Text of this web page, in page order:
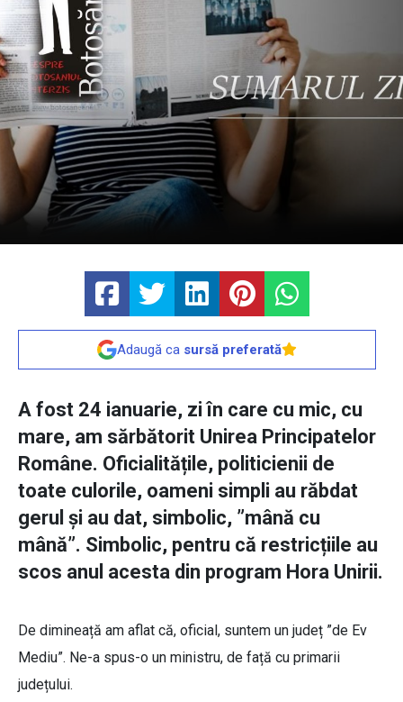
Adaugă ca sursă preferată
A fost 24 ianuarie, zi în care cu mic, cu
mare, am sărbătorit Unirea Principatelor
Române. Oficialitățile, politicienii de
toate culorile, oameni simpli au răbdat
gerul și au dat, simbolic, ”mână cu
mână”. Simbolic, pentru că restricțiile au
scos anul acesta din program Hora Unirii.
De dimineață am aflat că, oficial, suntem un județ ”de Ev
Mediu”. Ne-a spus-o un ministru, de față cu primarii
județului.